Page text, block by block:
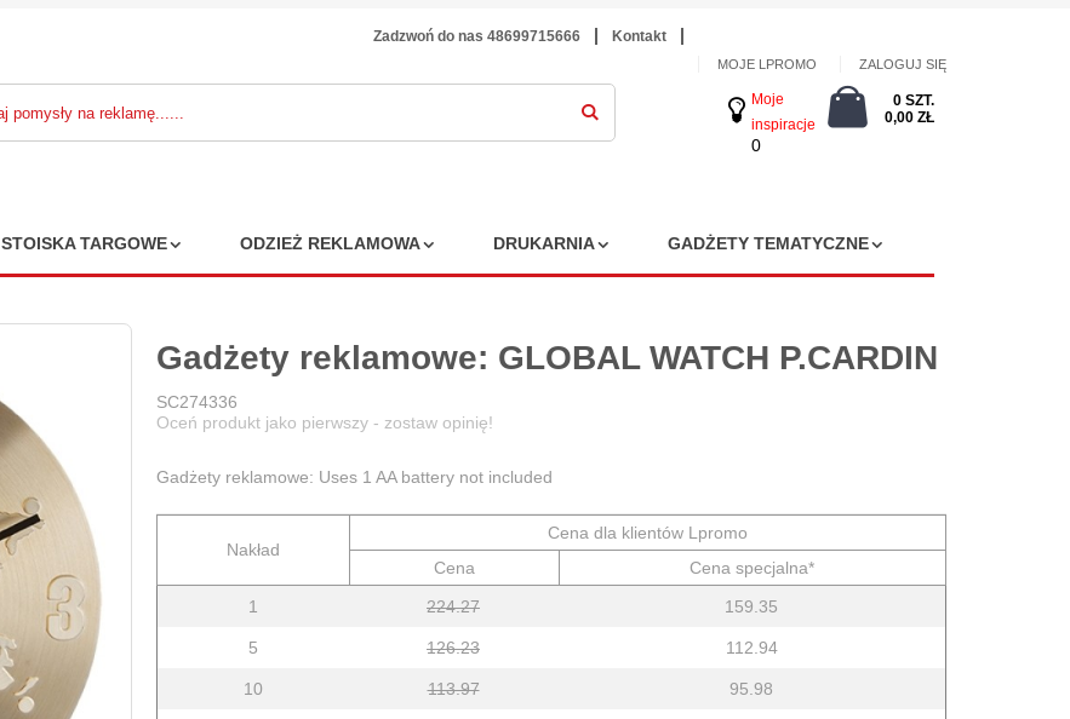
Zadzwoń do nas 48699715666 Kontakt
MOJE LPROMO ZALOGUJ SIĘ
Moje
inspiracje
0
0 SZT.
0,00 ZŁ
STOISKA TARGOWE ODZIEŻ REKLAMOWA DRUKARNIA GADŻETY TEMATYCZNE
Gadżety reklamowe: GLOBAL WATCH P.CARDIN
SC274336
Oceń produkt jako pierwszy - zostaw opinię!
Gadżety reklamowe: Uses 1 AA battery not included
Nakład
Cena dla klientów Lpromo
Cena
Cena specjalna*
1
224.27 159.35
5 126.23 112.94
10 113.97 95.98